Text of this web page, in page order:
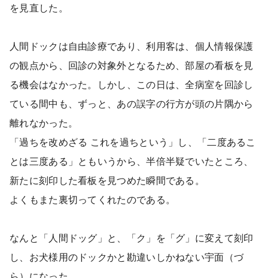
を見直した。
人間ドックは自由診療であり、利用客は、個人情報保護
の観点から、回診の対象外となるため、部屋の看板を見
る機会はなかった。しかし、この日は、全病室を回診し
ている間中も、ずっと、あの誤字の行方が頭の片隅から
離れなかった。
「過ちを改めざる これを過ちという」し、「二度あるこ
とは三度ある」ともいうから、半倍半疑でいたところ、
新たに刻印した看板を見つめた瞬間である。
よくもまた裏切ってくれたのである。
なんと「人間ドッグ」と、「ク」を「グ」に変えて刻印
し、お犬様用のドックかと勘違いしかねない宇面（づ